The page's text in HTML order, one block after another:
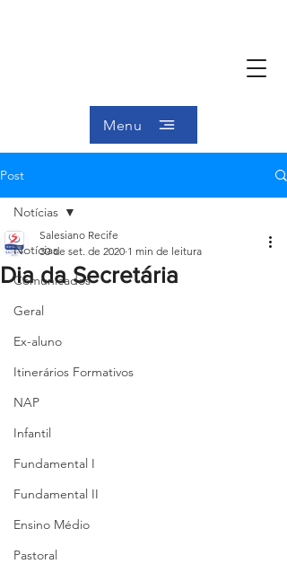
Menu
Post
Notícias
Comunicados
Geral
Ex-aluno
Itinerários Formativos
NAP
Infantil
Fundamental I
Fundamental II
Ensino Médio
Pastoral
Notícias
Dia da Secretária
Salesiano Recife
30 de set. de 2020 1 min de leitura